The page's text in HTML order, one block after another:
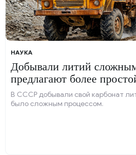
НАУКА
Добывали литий
предлагают более
В СССР добывали свой карбонат
было сложным процессом.